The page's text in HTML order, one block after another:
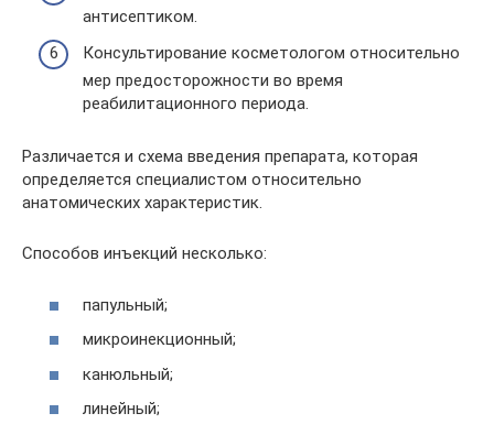
антисептиком.
Консультирование косметологом относительно
мер предосторожности во время
реабилитационного периода.
Различается и схема введения препарата, которая
определяется специалистом относительно
анатомических характеристик.
Способов инъекций несколько:
папульный;
микроинекционный;
канюльный;
линейный;